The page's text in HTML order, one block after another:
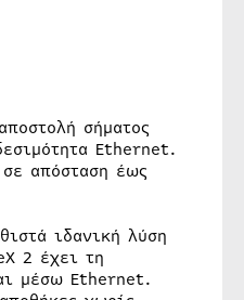
σήματος
Ethernet.
απόσταση έως
ιδανική λύση
2 έχει τη
μέσω Ethernet.